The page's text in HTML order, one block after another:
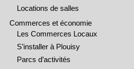
Locations de salles
Commerces et économie
Les Commerces Locaux
S’installer à Plouisy
Parcs d’activités